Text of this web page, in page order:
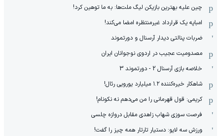
چین علیه بهترین بازیکن لیگ ملت‌ها: به ما توهین کرد!
امباپه یک قرارداد غیرمنتظره امضا می‌کند!
ضربات پنالتی دیدار آرسنال و دورتموند
مصدومیت عجیب در اردوی نوجوانان ایران
خلاصه بازی آرسنال 2 - دورتموند 3
شاهکار خیره‌کننده ۱.۲ میلیارد یورویی رئال!
کریمی: قول قهرمانی را من می‌دهم نه نکونام!
فرصت سوزی شهاب زاهدی مقابل دروازه چلسی
ورزش سه لایو: دستیار تارتار همه چیز را گفت!